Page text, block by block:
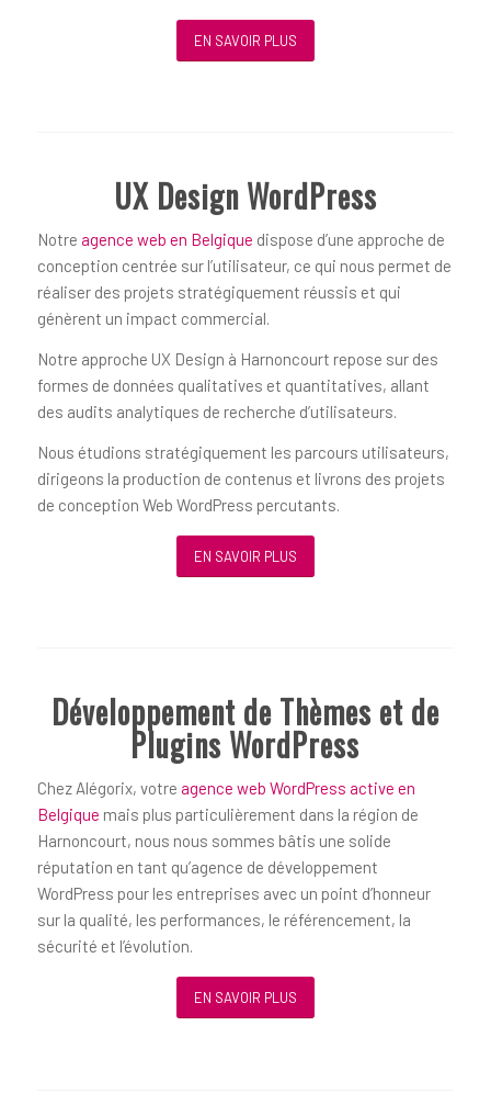
EN SAVOIR PLUS
UX Design WordPress
Notre agence web en Belgique dispose d’une approche de
conception centrée sur l’utilisateur, ce qui nous permet de
réaliser des projets stratégiquement réussis et qui
génèrent un impact commercial.
Notre approche UX Design à Harnoncourt repose sur des
formes de données qualitatives et quantitatives, allant
des audits analytiques de recherche d’utilisateurs.
Nous étudions stratégiquement les parcours utilisateurs,
dirigeons la production de contenus et livrons des projets
de conception Web WordPress percutants.
EN SAVOIR PLUS
Développement de Thèmes et de
Plugins WordPress
Chez Alégorix, votre agence web WordPress active en
Belgique mais plus particulièrement dans la région de
Harnoncourt, nous nous sommes bâtis une solide
réputation en tant qu’agence de développement
WordPress pour les entreprises avec un point d’honneur
sur la qualité, les performances, le référencement, la
sécurité et l’évolution.
EN SAVOIR PLUS